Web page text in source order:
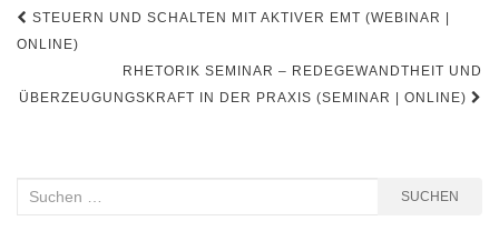
Beitragsnavigation
STEUERN UND SCHALTEN MIT AKTIVER EMT (WEBINAR |
ONLINE)
RHETORIK SEMINAR – REDEGEWANDTHEIT UND
ÜBERZEUGUNGSKRAFT IN DER PRAXIS (SEMINAR | ONLINE)
Suchen
SUCHEN